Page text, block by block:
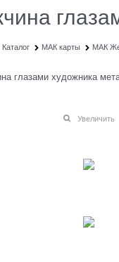
Каталог МАК карты МАК
Увеличить